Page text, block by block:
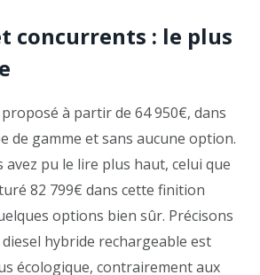
concurrents : le plus
proposé à partir de 64 950€, dans
de gamme et sans aucune option.
avez pu le lire plus haut, celui que
82 799€ dans cette finition
options bien sûr. Précisons
hybride rechargeable est
écologique, contrairement aux